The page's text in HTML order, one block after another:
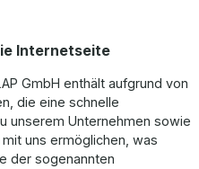
Internetseite
GmbH enthält aufgrund von
die eine schnelle
unserem Unternehmen sowie
uns ermöglichen, was
der sogenannten